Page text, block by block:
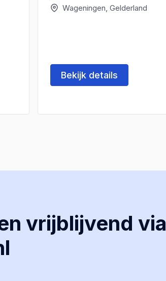
Wageningen, Gelderland
Bekijk details
vrijblijvend via